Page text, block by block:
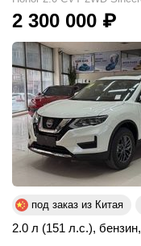
2 300 000 ₽
под заказ из Китая
2.0 л (151 л.с.), бензин,